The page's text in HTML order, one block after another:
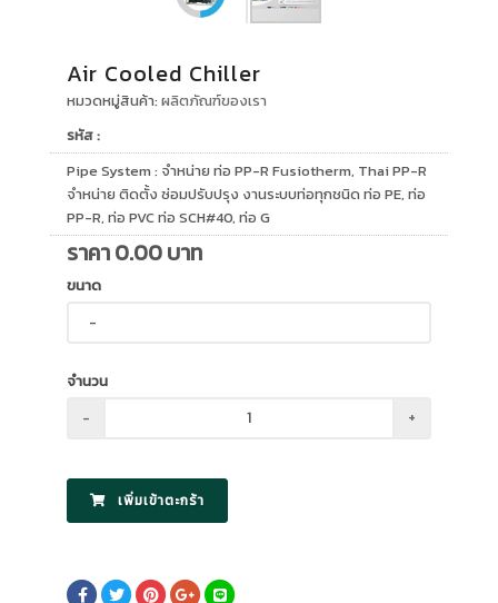
Air Cooled Chiller
หมวดหมู่สินค้า: ผลิตภัณฑ์ของเรา
รหัส :
Pipe System : จำหน่าย ท่อ PP-R Fusiotherm, Thai PP-R
จำหน่าย ติดตั้ง ซ่อมปรับปรุง งานระบบท่อทุกชนิด ท่อ PE, ท่อ
PP-R, ท่อ PVC ท่อ SCH#40, ท่อ G
ราคา0.00บาท
ขนาด
จำนวน
- +
เพิ่มเข้าตะกร้า